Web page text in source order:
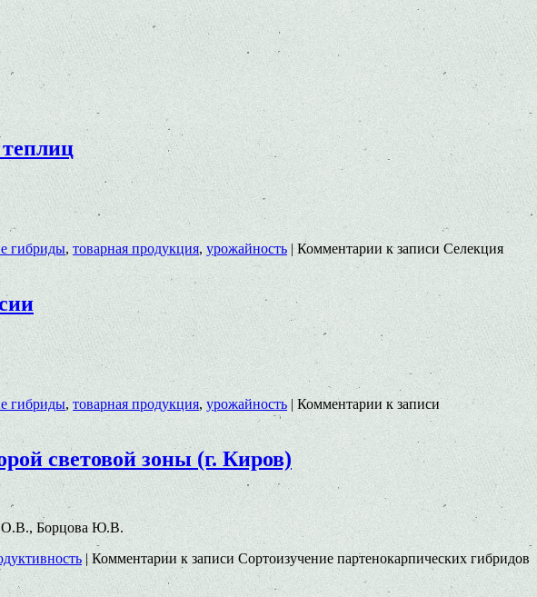
гибриды, товарная продукция, урожайность | Комментариик записи Селекция
гибриды, товарная продукция,урожайность | Комментарии к записи
световой зоны (г. Киров)
О.В., Борцова Ю.В.
| Комментарии к записи Сортоизучение партенокарпических гибридов